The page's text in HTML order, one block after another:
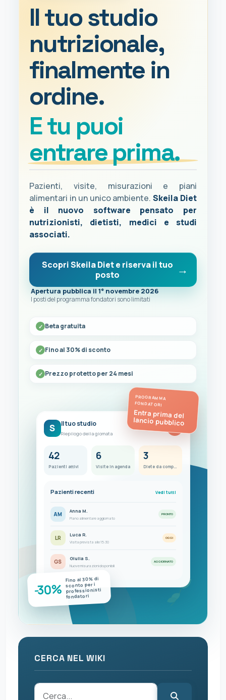
Il tuo studio
nutrizionale,
finalmente in
ordine.
E tu puoi
entrare prima.
Pazienti, visite, misurazioni e piani
alimentari in un unico ambiente.Skeila Diet
è il nuovo software pensato per
nutrizionisti, dietisti, medici e studi
associati.
Scopri Skeila Diet e riserva il tuo
posto
Apertura pubblica il 1° novembre 2026
I posti del programma fondatori sono limitati
Beta gratuita
Fino al 30% di sconto
Prezzo protetto per 24 mesi
PROGRAMMA
FONDATORI
Entra prima del
lancio pubblico
S Il tuo studio
Riepilogo della giornata
FC
42
Pazienti attivi
6
Visite in agenda
3
Pazienti recenti Vedi tutti
AM Anna M.
Piano alimentare aggiornato
PRONTO
LR Luca R.
Visita prevista alle 15:30
OGGI
GS Giulia S.
Nuove misurazioni disponibili
AGGIORNATO
-30%
Fino al 30% di
sconto per i
professionisti
fondatori
CERCA NEL WIKI